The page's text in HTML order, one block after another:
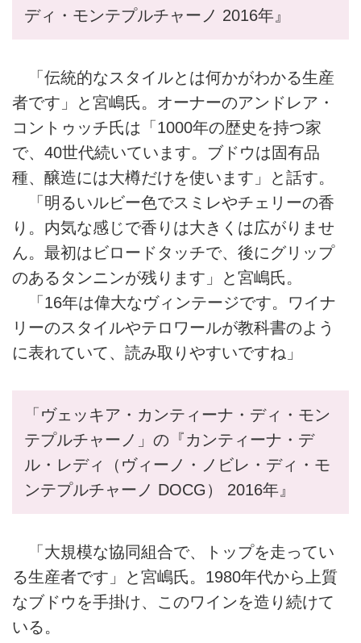
ディ・モンテプルチャーノ 2016年』
「伝統的なスタイルとは何かがわかる生産
者です」と宮嶋氏。オーナーのアンドレア・
コントゥッチ氏は「1000年の歴史を持つ家
で、40世代続いています。ブドウは固有品
種、醸造には大樽だけを使います」と話す。
「明るいルビー色でスミレやチェリーの香
り。内気な感じで香りは大きくは広がりませ
ん。最初はビロードタッチで、後にグリップ
のあるタンニンが残ります」と宮嶋氏。
「16年は偉大なヴィンテージです。ワイナ
リーのスタイルやテロワールが教科書のよう
に表れていて、読み取りやすいですね」
「ヴェッキア・カンティーナ・ディ・モン
テプルチャーノ」の『カンティーナ・デ
ル・レディ（ヴィーノ・ノビレ・ディ・モ
ンテプルチャーノ DOCG） 2016年』
「大規模な協同組合で、トップを走ってい
る生産者です」と宮嶋氏。1980年代から上質
なブドウを手掛け、このワインを造り続けて
いる。